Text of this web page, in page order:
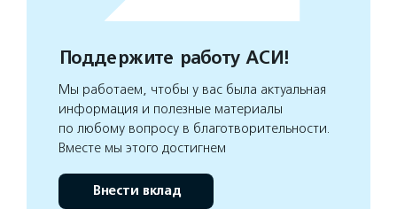
Поддержите работу АСИ!
Мы работаем, чтобы у вас была актуальная
информация и полезные материалы
по любому вопросу в благотворительности.
Вместе мы этого достигнем
Внести вклад